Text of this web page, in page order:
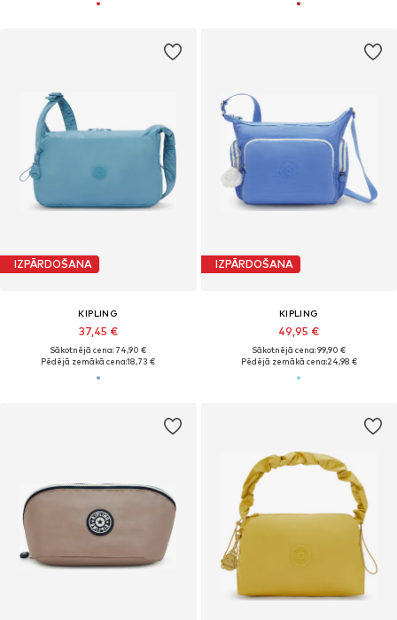
IZPĀRDOŠANA
KIPLING
37,45 €
Sākotnējā cena: 74,90 €
Pēdējā zemākā cena:18,73 €
IZPĀRDOŠANA
KIPLING
49,95 €
Sākotnējā cena: 99,90 €
Pēdējā zemākā cena:24,98 €